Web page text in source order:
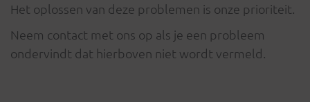
Het oplossen van deze problemen is onze prioriteit.
Neem contact met ons op als je een probleem
ondervindt dat hierboven niet wordt vermeld.